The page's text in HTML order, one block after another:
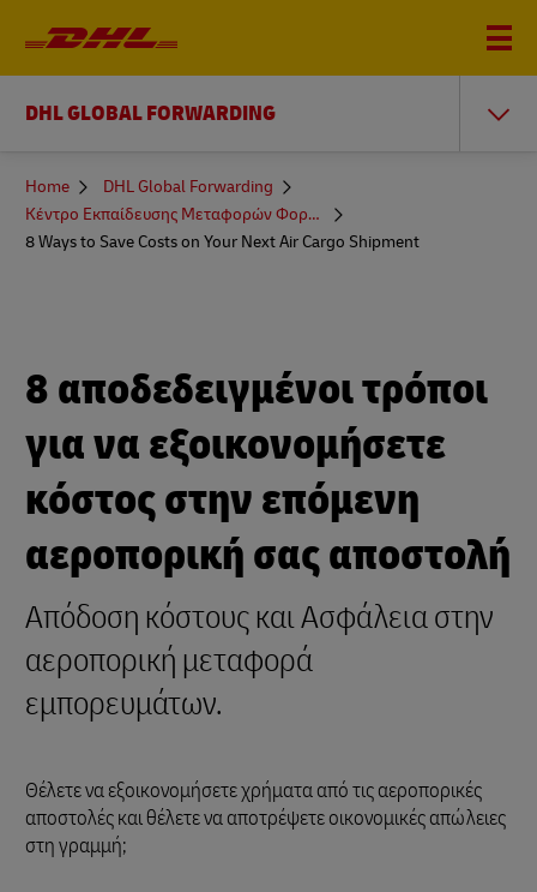
DHL GLOBAL FORWARDING
You
here
Home
DHL Global Forwarding
Κέντρο Εκπαίδευσης Μεταφορών Φορτίων και Δεμάτων
8 Ways to Save Costs on Your Next Air Cargo Shipment
8 αποδεδειγμένοι τρόποι
για να εξοικονομήσετε
κόστος στην επόμενη
αεροπορική σας αποστολή
Απόδοση κόστους και Ασφάλεια στην
αεροπορική μεταφορά
εμπορευμάτων.
Θέλετε να εξοικονομήσετε χρήματα από τις αεροπορικές
αποστολές και θέλετε να αποτρέψετε οικονομικές απώλειες
στη γραμμή;